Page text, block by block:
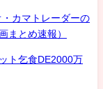
カマトレーダーの
まとめ速報）
ト乞食DE2000万